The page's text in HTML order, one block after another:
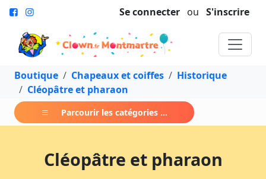
Se connecter ou S'inscrire
Boutique Chapeaux et coiffes
Historique
Cléopâtre et pharaon
Parcourir les catégories ...
Cléopâtre et pharaon